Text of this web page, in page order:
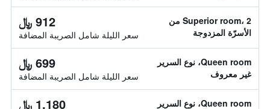
Superior room، 2 من
الأسرّة المزدوجة
912 ﷼
سعر الليلة شامل الصريبة المضافة
Queen room، نوع السرير
غير معروف
699 ﷼
سعر الليلة شامل الصريبة المضافة
Queen room، نوع السرير
1,180 ﷼